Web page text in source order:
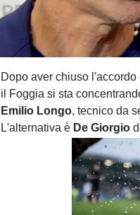
Dopo aver chiuso l'accordo
il Foggia si sta
Emilio Longo, tecnico da
L'alternativa è De Giorgio